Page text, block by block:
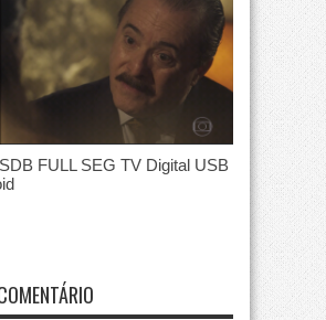
FULL SEG TV Digital USB